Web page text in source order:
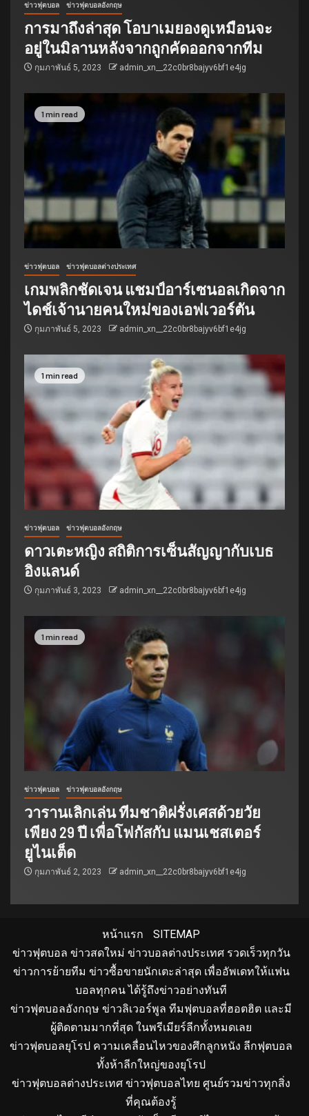
ข่าวฟุตบอล ข่าวฟุตบอลอังกฤษ
การมาถึงล่าสุด โอบาเมยองดูเหมือนจะ
อยู่ในมิลานหลังจากถูกคัดออกจากทีม
กุมภาพันธ์ 5, 2023 admin_xn__22c0br8bajyv6bf1e4jg
1 min read
ข่าวฟุตบอล ข่าวฟุตบอลต่างประเทศ
เกมพลิกชัดเจน แชมป์อาร์เซนอลเกิดจาก
ไดช์เจ้านายคนใหม่ของเอฟเวอร์ตัน
กุมภาพันธ์ 5, 2023 admin_xn__22c0br8bajyv6bf1e4jg
1 min read
ข่าวฟุตบอล ข่าวฟุตบอลอังกฤษ
ดาวเตะหญิง สถิติการเซ็นสัญญากับเบธ
อิงแลนด์
กุมภาพันธ์ 3, 2023 admin_xn__22c0br8bajyv6bf1e4jg
1 min read
ข่าวฟุตบอล ข่าวฟุตบอลอังกฤษ
วารานเลิกเล่น ทีมชาติฝรั่งเศสด้วยวัย
เพียง 29 ปี เพื่อโฟกัสกับ แมนเชสเตอร์
ยูไนเต็ด
กุมภาพันธ์ 2, 2023 admin_xn__22c0br8bajyv6bf1e4jg
หน้าแรก
SITEMAP
ข่าวฟุตบอล ข่าวสดใหม่ ข่าวบอลต่างประเทศ รวดเร็วทุกวัน
ข่าวการย้ายทีม ข่าวซื้อขายนักเตะล่าสุด เพื่ออัพเดทให้แฟน
บอลทุกคน ได้รู้ถึงข่าวอย่างทันที
ข่าวฟุตบอลอังกฤษ ข่าวลิเวอร์พูล ทีมฟุตบอลที่ฮอตฮิต และมี
ผู้ติดตามมากที่สุด ในพรีเมียร์ลีกทั้งหมดเลย
ข่าวฟุตบอลยุโรป ความเคลื่อนไหวของศึกลูกหนัง ลีกฟุตบอล
ทั้งห้าลีกใหญ่ของยุโรป
ข่าวฟุตบอลต่างประเทศ ข่าวฟุตบอลไทย ศูนย์รวมข่าวทุกสิ่ง
ที่คุณต้องรู้